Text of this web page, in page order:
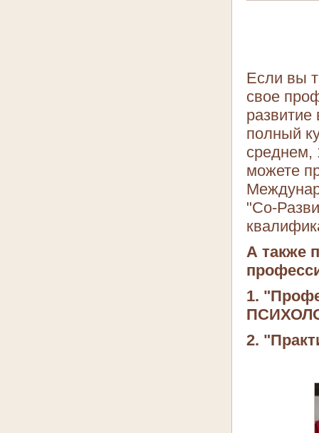
Если вы
свое
развитие
полный
среднем,
можете
"Со-
А также
1.
2.